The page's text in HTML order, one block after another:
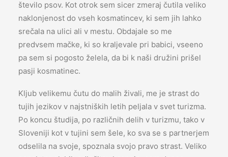
število psov. Kot otrok sem sicer zmeraj čutila veliko
naklonjenost do vseh kosmatincev, ki sem jih lahko
srečala na ulici ali v mestu. Obdajale so me
predvsem mačke, ki so kraljevale pri babici, vseeno
pa sem si pogosto želela, da bi k naši družini prišel
pasji kosmatinec.
Kljub velikemu čutu do malih živali, me je strast do
tujih jezikov v najstniških letih peljala v svet turizma.
Po koncu študija, po različnih delih v turizmu, tako v
Sloveniji kot v tujini sem šele, ko sva se s partnerjem
odselila na svoje, spoznala svojo pravo strast. Veliko